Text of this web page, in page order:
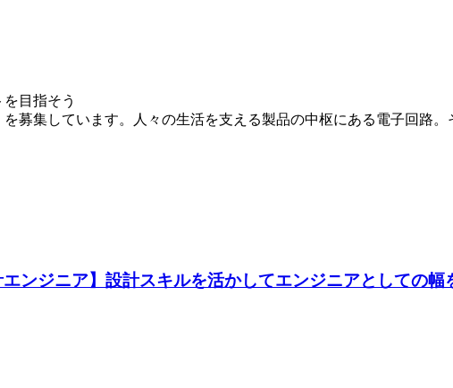
目指そう
募集しています。人々の生活を支える製品の中枢にある電子回路
ンジニア】設計スキルを活かしてエンジニアとしての